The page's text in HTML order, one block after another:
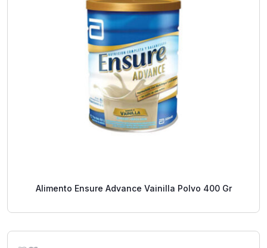
Alimento Ensure Advance Vainilla Polvo 400 Gr